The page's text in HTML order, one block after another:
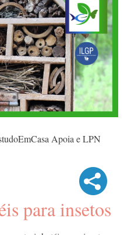
Apoia e LPN
para insetos